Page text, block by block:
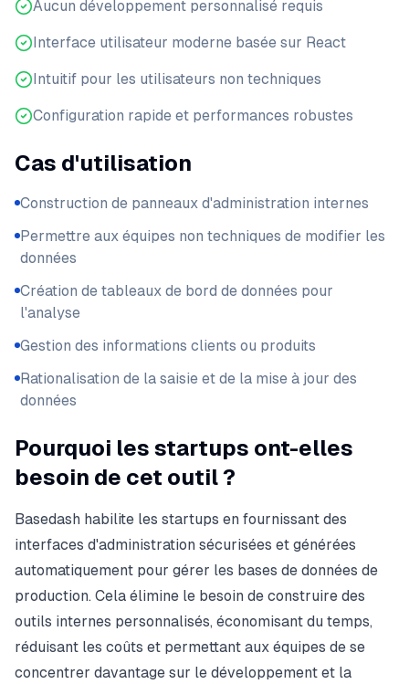
Aucun développement personnalisé requis
Interface utilisateur moderne basée sur React
Intuitif pour les utilisateurs non techniques
Configuration rapide et performances robustes
Cas d'utilisation
Construction de panneaux d'administration internes
Permettre aux équipes non techniques de modifier les
données
Création de tableaux de bord de données pour
l'analyse
Gestion des informations clients ou produits
Rationalisation de la saisie et de la mise à jour des
données
Pourquoi les startups ont-elles
besoin de cet outil ?
Basedash habilite les startups en fournissant des
interfaces d'administration sécurisées et générées
automatiquement pour gérer les bases de données de
production. Cela élimine le besoin de construire des
outils internes personnalisés, économisant du temps,
réduisant les coûts et permettant aux équipes de se
concentrer davantage sur le développement et la